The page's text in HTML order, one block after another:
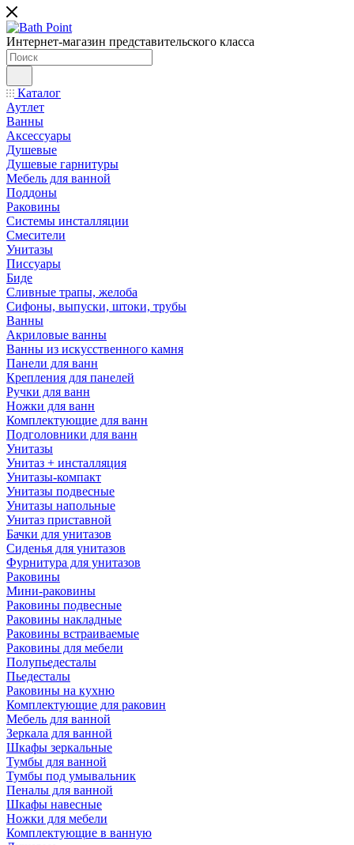
Интернет-магазин представительского класса
Каталог
Аутлет
Ванны
Аксессуары
Душевые
Душевые гарнитуры
Мебель для ванной
Поддоны
Раковины
Системы инсталляции
Смесители
Унитазы
Писсуары
Биде
Сливные трапы, желоба
Сифоны, выпуски, штоки, трубы
Ванны
Акриловые ванны
Ванны из искусственного камня
Панели для ванн
Крепления для панелей
Ручки для ванн
Ножки для ванн
Комплектующие для ванн
Подголовники для ванн
Унитазы
Унитаз + инсталляция
Унитазы-компакт
Унитазы подвесные
Унитазы напольные
Унитаз приставной
Бачки для унитазов
Сиденья для унитазов
Фурнитура для унитазов
Раковины
Мини-раковины
Раковины подвесные
Раковины накладные
Раковины встраиваемые
Раковины для мебели
Полупьедесталы
Пьедесталы
Раковины на кухню
Комплектующие для раковин
Мебель для ванной
Зеркала для ванной
Шкафы зеркальные
Тумбы для ванной
Тумбы под умывальник
Пеналы для ванной
Шкафы навесные
Ножки для мебели
Комплектующие в ванную